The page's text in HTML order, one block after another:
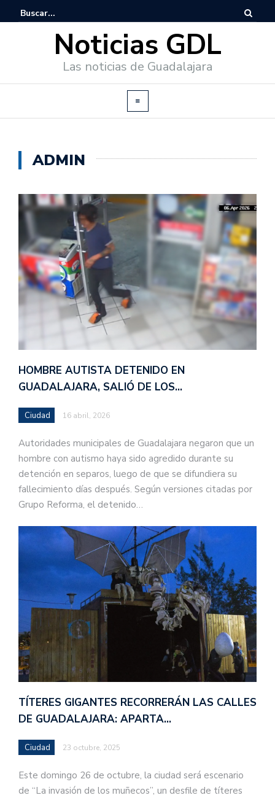
Noticias GDL
Las noticias de Guadalajara
ADMIN
HOMBRE AUTISTA DETENIDO EN
GUADALAJARA, SALIÓ DE LOS…
Ciudad 16 abril, 2026
Autoridades municipales de Guadalajara negaron que un
hombre con autismo haya sido agredido durante su
detención en separos, luego de que se difundiera su
fallecimiento días después. Según versiones citadas por
Grupo Reforma, el detenido…
TÍTERES GIGANTES RECORRERÁN LAS CALLES
DE GUADALAJARA: APARTA…
Ciudad 23 octubre, 2025
Este domingo 26 de octubre, la ciudad será escenario
de “La invasión de los muñecos”, un desfile de títeres